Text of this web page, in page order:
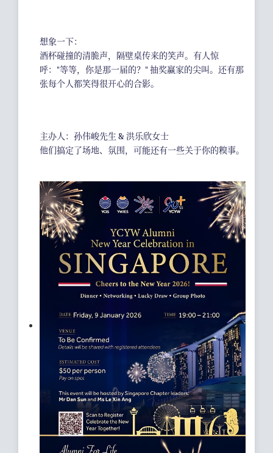
想象一下：
酒杯碰撞的清脆声，隔壁桌传来的笑声。有人惊
呼："等等，你是那一届的？" 抽奖赢家的尖叫。还有那
张每个人都笑得很开心的合影。
主办人：孙伟峻先生 & 洪乐欣女士
他们搞定了场地、氛围，可能还有一些关于你的糗事。